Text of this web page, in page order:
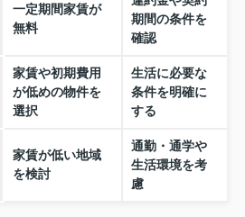
一定期間家賃が
無料
期間の条件を
確認
家賃や初期費用
が低めの物件を
選択
生活に必要な
条件を明確に
する
家賃が低い地域
を検討
通勤・通学や
生活環境を考
慮